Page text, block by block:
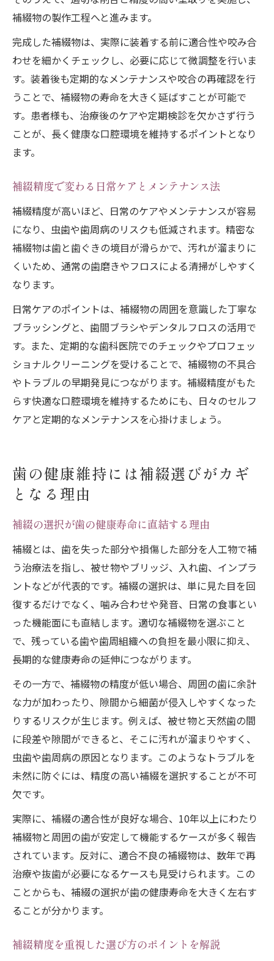
補綴物の製作工程へと進みます。
完成した補綴物は、実際に装着する前に適合性や咬み合
わせを細かくチェックし、必要に応じて微調整を行いま
す。装着後も定期的なメンテナンスや咬合の再確認を行
うことで、補綴物の寿命を大きく延ばすことが可能で
す。患者様も、治療後のケアや定期検診を欠かさず行う
ことが、長く健康な口腔環境を維持するポイントとなり
ます。
補綴精度で変わる日常ケアとメンテナンス法
補綴精度が高いほど、日常のケアやメンテナンスが容易
になり、虫歯や歯周病のリスクも低減されます。精密な
補綴物は歯と歯ぐきの境目が滑らかで、汚れが溜まりに
くいため、通常の歯磨きやフロスによる清掃がしやすく
なります。
日常ケアのポイントは、補綴物の周囲を意識した丁寧な
ブラッシングと、歯間ブラシやデンタルフロスの活用で
す。また、定期的な歯科医院でのチェックやプロフェッ
ショナルクリーニングを受けることで、補綴物の不具合
やトラブルの早期発見につながります。補綴精度がもた
らす快適な口腔環境を維持するためにも、日々のセルフ
ケアと定期的なメンテナンスを心掛けましょう。
歯の健康維持には補綴選びがカギ
となる理由
補綴の選択が歯の健康寿命に直結する理由
補綴とは、歯を失った部分や損傷した部分を人工物で補
う治療法を指し、被せ物やブリッジ、入れ歯、インプラ
ントなどが代表的です。補綴の選択は、単に見た目を回
復するだけでなく、噛み合わせや発音、日常の食事とい
った機能面にも直結します。適切な補綴物を選ぶこと
で、残っている歯や歯周組織への負担を最小限に抑え、
長期的な健康寿命の延伸につながります。
その一方で、補綴物の精度が低い場合、周囲の歯に余計
な力が加わったり、隙間から細菌が侵入しやすくなった
りするリスクが生じます。例えば、被せ物と天然歯の間
に段差や隙間ができると、そこに汚れが溜まりやすく、
虫歯や歯周病の原因となります。このようなトラブルを
未然に防ぐには、精度の高い補綴を選択することが不可
欠です。
実際に、補綴の適合性が良好な場合、10年以上にわたり
補綴物と周囲の歯が安定して機能するケースが多く報告
されています。反対に、適合不良の補綴物は、数年で再
治療や抜歯が必要になるケースも見受けられます。この
ことからも、補綴の選択が歯の健康寿命を大きく左右す
ることが分かります。
補綴精度を重視した選び方のポイントを解説